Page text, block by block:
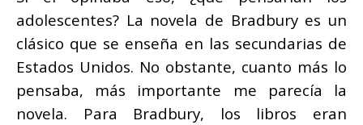
adolescentes? La novela de Bradbury es un
clásico que se enseña en las secundarias de
Estados Unidos. No obstante, cuanto más lo
pensaba, más importante me parecía la
novela. Para Bradbury, los libros eran